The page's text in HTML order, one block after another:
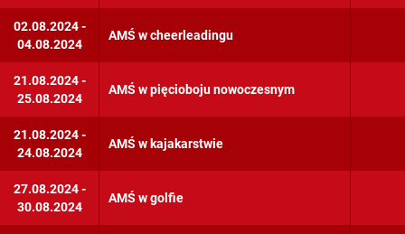
Wioślarstwo
Żeglarstwo
02.08.2024 -
04.08.2024
AMŚ w cheerleadingu
21.08.2024 -
25.08.2024
AMŚ w pięcioboju nowoczesnym
21.08.2024 -
24.08.2024
AMŚ w kajakarstwie
27.08.2024 -
30.08.2024
AMŚ w golfie